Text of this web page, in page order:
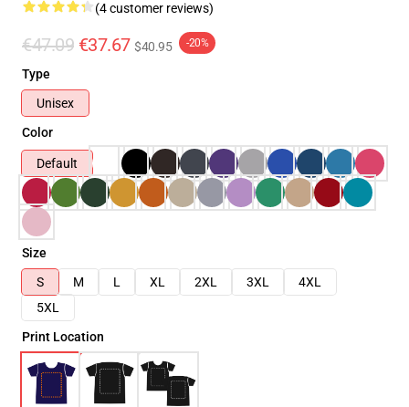
(4 customer reviews)
€47.09 €37.67 $40.95 -20%
Type
Unisex
Color
Default
Size
S
M L XL 2XL 3XL
4XL
5XL
Print Location